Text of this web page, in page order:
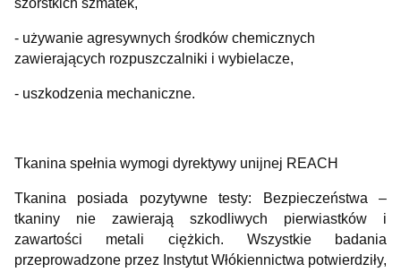
szorstkich szmatek,
- używanie agresywnych środków chemicznych
zawierających rozpuszczalniki i wybielacze,
- uszkodzenia mechaniczne.
Tkanina spełnia wymogi dyrektywy unijnej REACH
Tkanina posiada pozytywne testy: Bezpieczeństwa –
tkaniny nie zawierają szkodliwych pierwiastków i
zawartości metali ciężkich. Wszystkie badania
przeprowadzone przez Instytut Włókiennictwa potwierdziły,